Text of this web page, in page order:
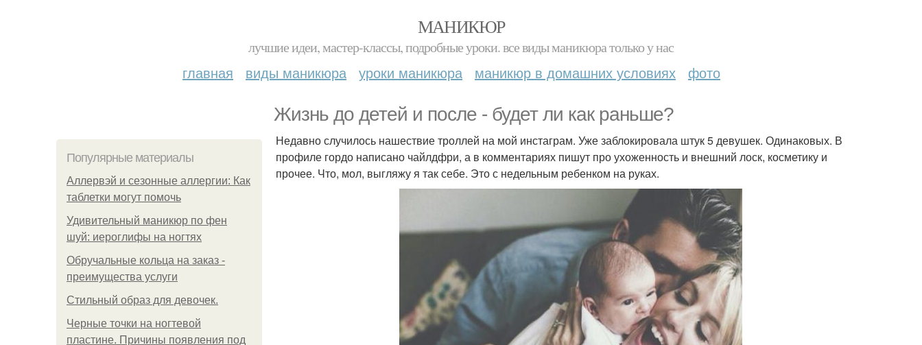
МАНИКЮР
лучшие идеи, мастер-классы, подробные уроки. все виды маникюра только у нас
главная виды маникюра уроки маникюра маникюр в домашних условиях фото
Жизнь до детей и после - будет ли как раньше?
Популярные материалы
Аллервэй и сезонные аллергии: Как
таблетки могут помочь
Удивительный маникюр по фен
шуй: иероглифы на ногтях
Обручальные кольца на заказ -
преимущества услуги
Стильный образ для девочек.
Черные точки на ногтевой
пластине. Причины появления под
Недавно случилось нашествие троллей на мой инстаграм. Уже заблокировала штук 5 девушек. Одинаковых. В
профиле гордо написано чайлдфри, а в комментариях пишут про ухоженность и внешний лоск, косметику и
прочее. Что, мол, выгляжу я так себе. Это с недельным ребенком на руках.